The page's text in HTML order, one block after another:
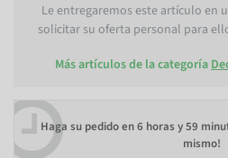
Le entregaremos este artículo en
solicitar su oferta personal para
Más artículos de la categoría
Haga su pedido en6 horas y 59
mismo!